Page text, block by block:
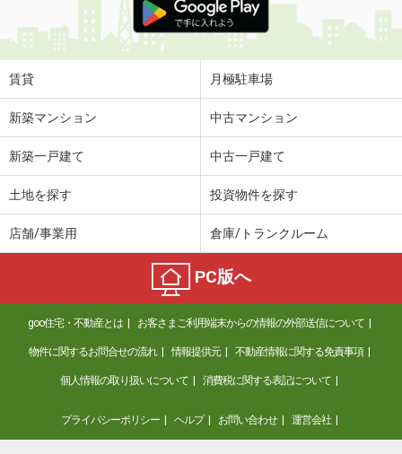
賃貸 月極駐車場
新築マンション 中古マンション
新築一戸建て 中古一戸建て
土地を探す 投資物件を探す
店舗/事業用 倉庫/トランクルーム
PC版へ
goo住宅・不動産とは お客さまご利用端末からの情報の外部送信について
物件に関するお問合せの流れ 情報提供元 不動産情報に関する免責事項
個人情報の取り扱いについて 消費税に関する表記について
プライバシーポリシー ヘルプ お問い合わせ 運営会社